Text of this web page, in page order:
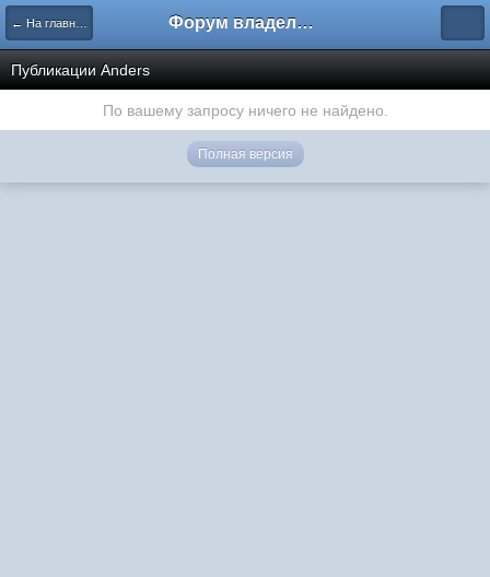
← На главную Форум владельцев интернет-магазинов
Публикации Anders
По вашему запросу ничего не найдено.
Полная версия